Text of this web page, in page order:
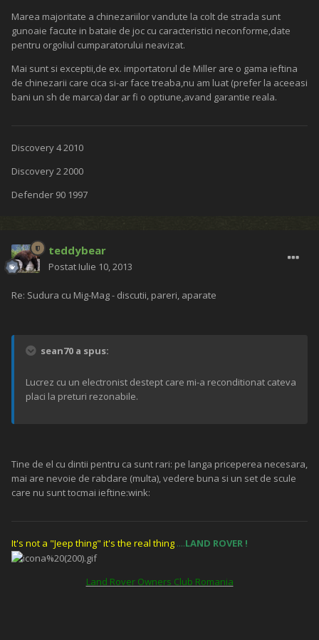
Marea majoritate a chinezariilor vandute la colt de strada sunt
gunoaie facute in bataie de joc cu caracteristici neconforme,date
pentru orgoliul cumparatorului neavizat.
Mai sunt si exceptii,de ex. importatorul de Miller are o gama ieftina
de chinezarii care cica si-ar face treaba,nu am luat (prefer la aceeasi
bani un sh de marca) dar ar fi o optiune,avand garantie reala.
Discovery 4 2010
Discovery 2 2000
Defender 90 1997
teddybear
Postat Iulie 10, 2013
Re: Sudura cu Mig-Mag - discutii, pareri, aparate
sean70 a spus:
Lucrez cu un electronist destept care mi-a reconditionat cateva
placi la preturi rezonabile.
Tine de el cu dintii pentru ca sunt rari: pe langa priceperea necesara,
mai are nevoie de rabdare (multa), vedere buna si un set de scule
care nu sunt tocmai ieftine:wink:
It's not a "Jeep thing" it's the real thing ....LAND ROVER !
Land Rover Owners Club Romania